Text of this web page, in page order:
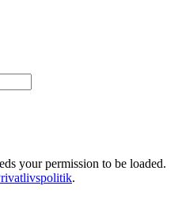
your permission to be loaded.
.